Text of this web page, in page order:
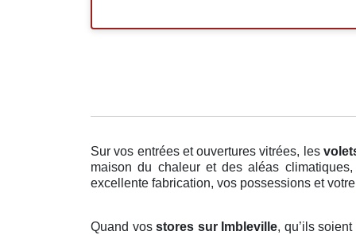
Sur vos entrées et ouvertures vitrées, les
maison du chaleur et des aléas
excellente fabrication, vos possessions et
Quand vosstores sur Imbleville, qu’ils